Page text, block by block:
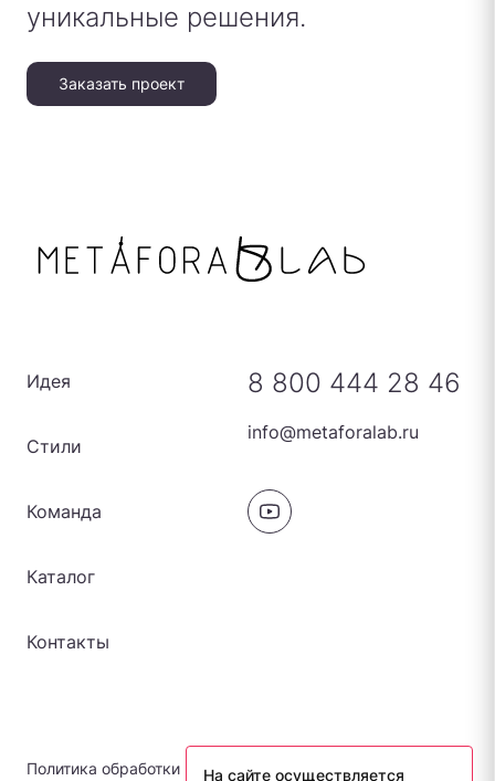
уникальные решения.
Заказать проект
Политика обработки персональных данных
Идея
Стили
Команда
Каталог
Контакты
8 800 444 28 46
info@metaforalab.ru
На сайте осуществляется